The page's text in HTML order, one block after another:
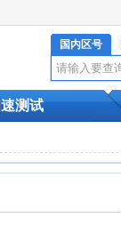
国内区号
测试